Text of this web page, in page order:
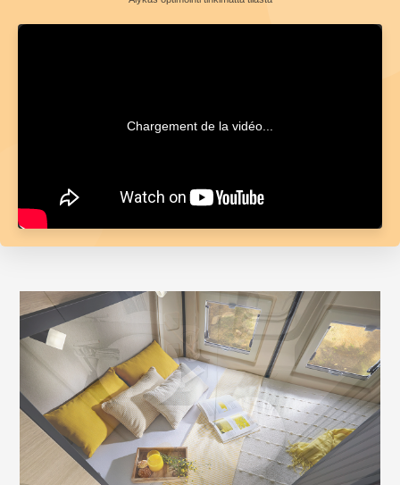
Chargement de la vidéo...